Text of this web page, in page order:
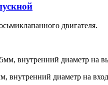
двигателя.
внутренний диаметр на
внутренний диаметр на